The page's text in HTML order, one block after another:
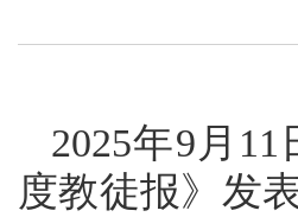
2025年9月
度教徒报》发